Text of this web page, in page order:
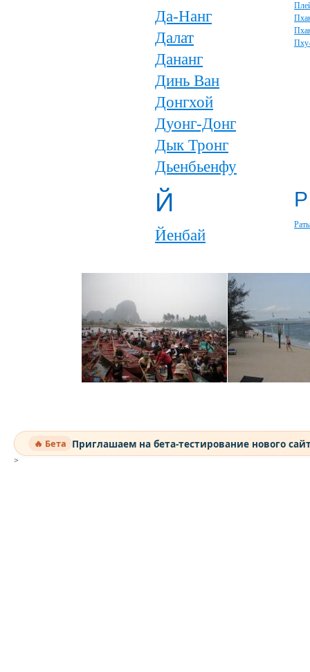
Да-Нанг
Далат
Дананг
Динь Ван
Донгхой
Дуонг-Донг
Дык Тронг
Дьенбьенфу
Й
Йенбай
Р
🔥 Бета Приглашаем на бета-тестирование нового
>